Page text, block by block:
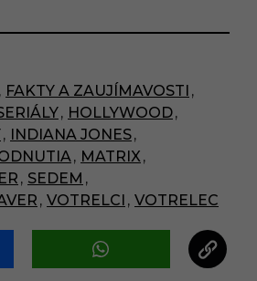
, FAKTY A ZAUJÍMAVOSTI ,
, HOLLYWOOD,
, INDIANA JONES,
, MATRIX ,
, SEDEM ,
, VOTRELCI , VOTRELEC